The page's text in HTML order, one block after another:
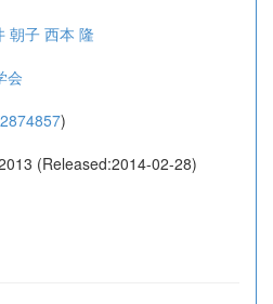
朝子 西本 隆
会
)
(Released:2014-02-28)